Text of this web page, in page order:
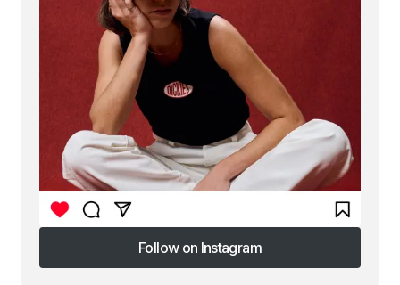
Follow on Instagram
Follow on Instagram